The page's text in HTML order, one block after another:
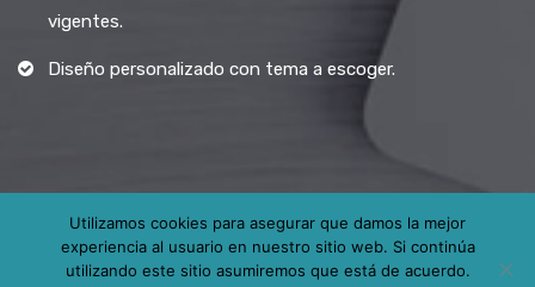
vigentes.
Diseño personalizado con tema a escoger.
Todos los derechos reservados.
Utilizamos cookies para asegurar que damos la mejor
experiencia al usuario en nuestro sitio web. Si continúa
utilizando este sitio asumiremos que está de acuerdo.